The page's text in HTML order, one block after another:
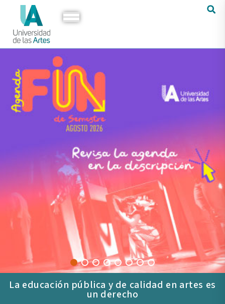
La educación pública y de calidad en artes es
un derecho